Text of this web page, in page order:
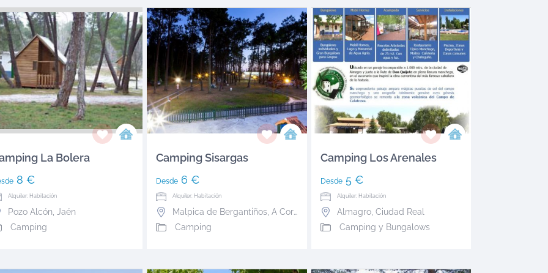
La Bolera
8 €
Alquiler: Habitación
Pozo Alcón
Jaén
Camping
Camping Sisargas
Desde6 €
Alquiler: Habitación
Malpica de Bergantiños, A Coruña
Camping
Camping Los Arenales
Desde5 €
Alquiler: Habitación
Almagro, Ciudad Real
Camping y Bungalows